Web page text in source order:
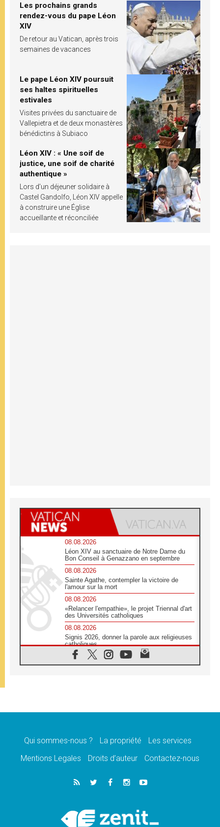
Les prochains grands
rendez-vous du pape Léon
XIV
De retour au Vatican, après trois
semaines de vacances
Le pape Léon XIV poursuit
ses haltes spirituelles
estivales
Visites privées du sanctuaire de
Vallepietra et de deux monastères
bénédictins à Subiaco
Léon XIV : « Une soif de
justice, une soif de charité
authentique »
Lors d’un déjeuner solidaire à
Castel Gandolfo, Léon XIV appelle
à construire une Église
accueillante et réconciliée
08.08.2026
Léon XIV au sanctuaire de Notre Dame du
Bon Conseil à Genazzano en septembre
08.08.2026
Sainte Agathe, contempler la victoire de
l'amour sur la mort
08.08.2026
«Relancer l'empathie», le projet Triennal d'art
des Universités catholiques
08.08.2026
Signis 2026, donner la parole aux religieuses
catholiques
08.08.2026
Au Bangladesh, l'Église accompagne les
07.08.2026
07.08.2026
le cardinal Parolin
En Colombie, «la paix ne s'achète pas avec
une signature»
Le programme du voyage apostolique du
Pape en France dévoilé
Qui sommes-nous ? La propriété
Les services
Mentions Legales
Droits d’auteur Contactez-nous